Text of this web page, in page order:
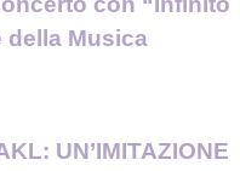
della Musica
UN’IMITAZIONE